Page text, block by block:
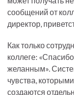
сообщений от
директор,
Как только
коллеге:
желанным».
чувства,
создаются